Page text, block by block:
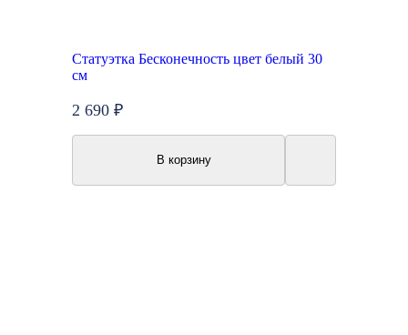
Статуэтка Бесконечность цвет белый 30
см
2 690 ₽
В корзину